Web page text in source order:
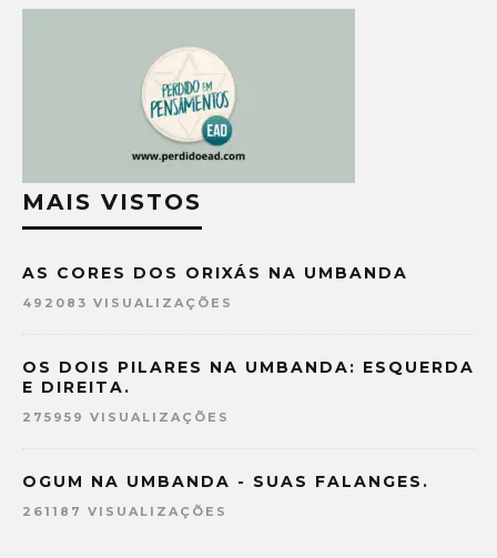
MAIS VISTOS
AS CORES DOS ORIXÁS NA UMBANDA
492083 VISUALIZAÇÕES
OS DOIS PILARES NA UMBANDA: ESQUERDA
E DIREITA.
275959 VISUALIZAÇÕES
OGUM NA UMBANDA - SUAS FALANGES.
261187 VISUALIZAÇÕES